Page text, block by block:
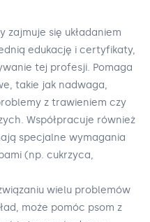
zajmuje się układaniem
edukację i certyfikaty,
tej profesji. Pomaga
takie jak nadwaga,
z trawieniem czy
Współpracuje również
specjalne wymagania
(np. cukrzyca,
wielu problemów
może pomóc psom z